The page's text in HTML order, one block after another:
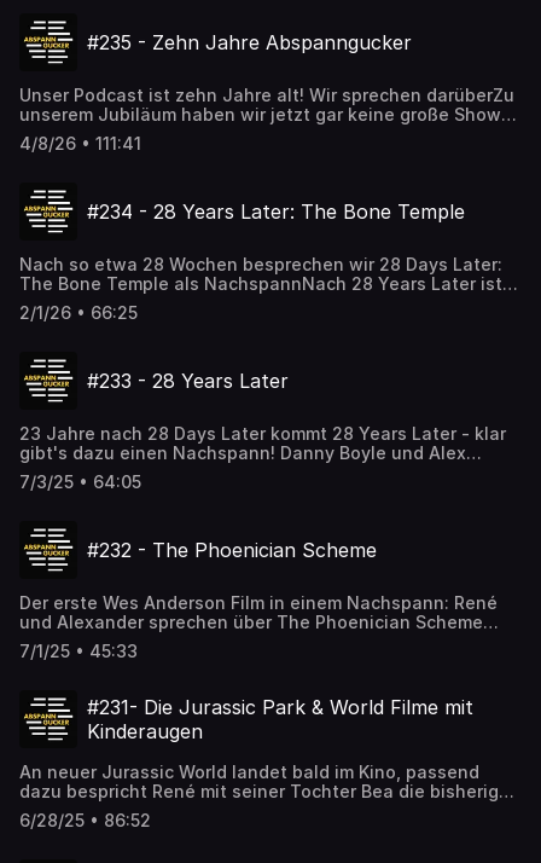
#235 - Zehn Jahre Abspanngucker
Unser Podcast ist zehn Jahre alt! Wir sprechen darüberZu
unserem Jubiläum haben wir jetzt gar keine große Show
und keinen großen Masterplan. Wir quatschen über
unsere Anfänge, unsere Gäst:innen, andere Podcasts,
weniger Folgen von uns gibt.Der Ton der Folge ist leider
etwas schwierig und „zerrt“ ein wenig. Beim nächsten Mal
wird‘s wieder besser 🙂Uns findet ihr
4/8/26 • 111:41
#234 - 28 Years Later: The Bone Temple
Nach so etwa 28 Wochen besprechen wir 28 Days Later:
The Bone Temple als NachspannNach 28 Years Later ist
es etwas still geworden bei uns. Aber gut, dass wir mit
The Bone Temple den passenden Film gefunden haben
findet ihr
2/1/26 • 66:25
#233 - 28 Years Later
23 Jahre nach 28 Days Later kommt 28 Years Later - klar
gibt's dazu einen Nachspann! Danny Boyle und Alex
Garland sind zurück und Alexander und René sind vom
neuesten Teil sehr angetan! Wir machen uns aber etwas
(der nächste Teil kommt schon Januar 2026). Uns findet
ihr
7/3/25 • 64:05
#232 - The Phoenician Scheme
Der erste Wes Anderson Film in einem Nachspann: René
und Alexander sprechen über The Phoenician Scheme
(Der phönizische Meisterstreich)Uns findet ihr
7/1/25 • 45:33
#231- Die Jurassic Park & World Filme mit
Kinderaugen
An neuer Jurassic World landet bald im Kino, passend
dazu bespricht René mit seiner Tochter Bea die bisherigen
sechs FilmeUns findet ihr
6/28/25 • 86:52